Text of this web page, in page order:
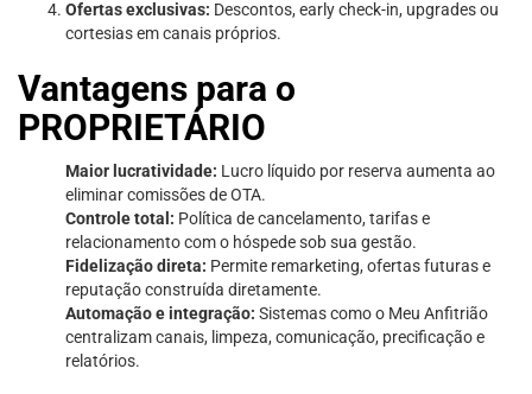
Ofertas exclusivas: Descontos, early check-in, upgrades ou
cortesias em canais próprios.
Vantagens para o
PROPRIETÁRIO
Maior lucratividade: Lucro líquido por reserva aumenta ao
eliminar comissões de OTA.
Controle total: Política de cancelamento, tarifas e
relacionamento com o hóspede sob sua gestão.
Fidelização direta: Permite remarketing, ofertas futuras e
reputação construída diretamente.
Automação e integração: Sistemas como o Meu Anfitrião
centralizam canais, limpeza, comunicação, precificação e
relatórios.